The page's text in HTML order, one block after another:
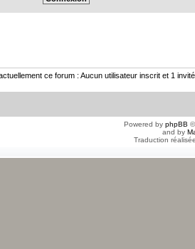
ce forum : Aucun utilisateur inscrit et 1 invité
Powered by phpBB
and by
Traduction